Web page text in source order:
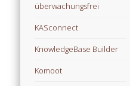
überwachungsfrei
KASconnect
KnowledgeBase Builder
Komoot